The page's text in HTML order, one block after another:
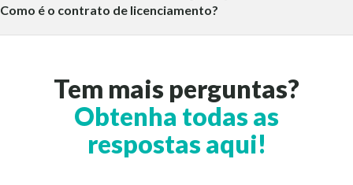
Como é o contrato de licenciamento?
Tem mais perguntas?
Obtenha todas as
respostas aqui!